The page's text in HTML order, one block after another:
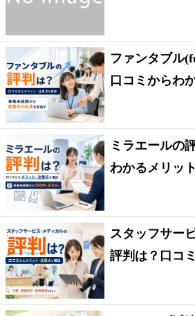
ファンタブル
口コミからわ
ミラエールの
わかるメリッ
スタッフサー
評判は？口コ